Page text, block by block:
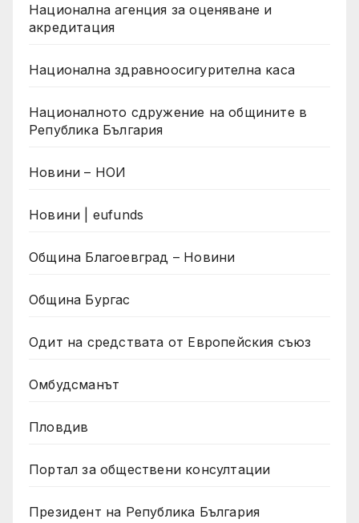
Национална агенция за оценяване и
акредитация
Национална здравноосигурителна каса
Националното сдружение на общините в
Република България
Новини – НОИ
Новини | eufunds
Община Благоевград – Новини
Община Бургас
Одит на средствата от Европейския съюз
Омбудсманът
Пловдив
Портал за обществени консултации
Президент на Република България